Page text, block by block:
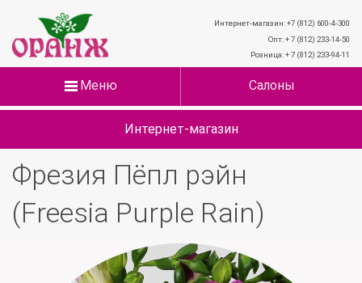
Интернет-магазин: +7 (812) 600-4-300
Опт: + 7 (812) 233-14-50
Розница: + 7 (812) 233-94-11
Меню Салоны
Интернет-магазин
Фрезия Пёпл рэйн
(Freesia Purple Rain)